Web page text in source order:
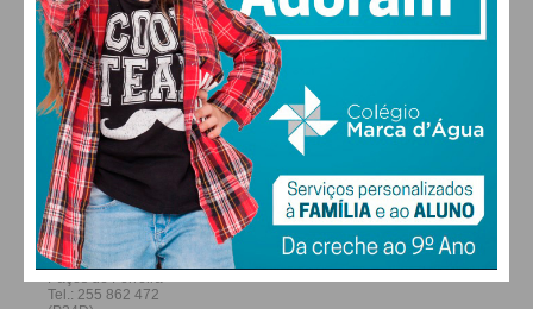
ALTERAR
FARMACIAS DE SERVIÇO EM PAÇOS DE
FERREIRA